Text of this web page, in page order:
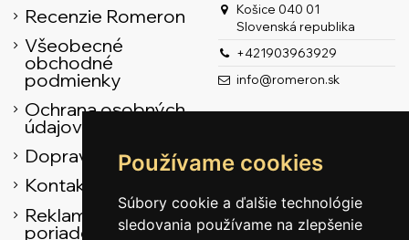
Používame cookies
Súbory cookie a ďalšie technológie
sledovania používame na zlepšenie
Recenzie Romeron
Všeobecné
obchodné
podmienky
Ochrana osobných
údajov
Doprava
Kontaktné údaje
Reklamačný
poriadok
Košice 040 01
Slovenská republika
+421903963929
info@romeron.sk